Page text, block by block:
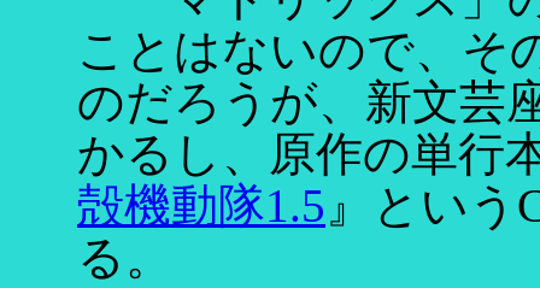
ことはないので、そ
のだろうが、新文芸
かるし、原作の単行
殻機動隊1.5 』という
る。